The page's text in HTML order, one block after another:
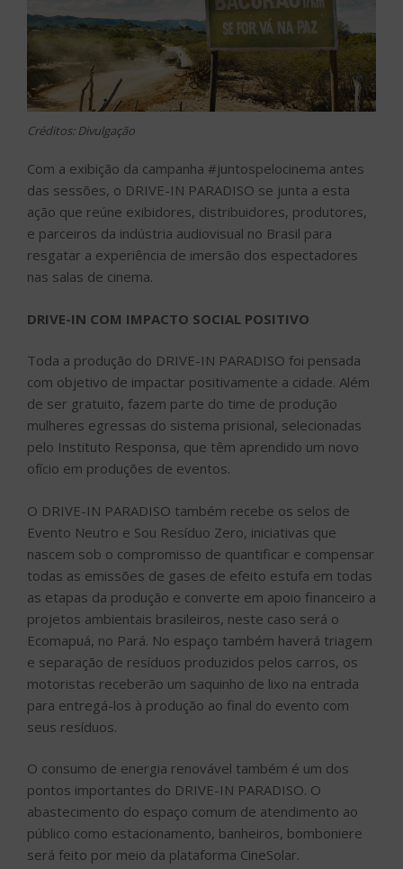
Créditos: Divulgação
Com a exibição da campanha #juntospelocinema antes
das sessões, o DRIVE-IN PARADISO se junta a esta
ação que reúne exibidores, distribuidores, produtores,
e parceiros da indústria audiovisual no Brasil para
resgatar a experiência de imersão dos espectadores
nas salas de cinema.
DRIVE-IN COM IMPACTO SOCIAL POSITIVO
Toda a produção do DRIVE-IN PARADISO foi pensada
com objetivo de impactar positivamente a cidade. Além
de ser gratuito, fazem parte do time de produção
mulheres egressas do sistema prisional, selecionadas
pelo Instituto Responsa, que têm aprendido um novo
ofício em produções de eventos.
O DRIVE-IN PARADISO também recebe os selos de
Evento Neutro e Sou Resíduo Zero, iniciativas que
nascem sob o compromisso de quantificar e compensar
todas as emissões de gases de efeito estufa em todas
as etapas da produção e converte em apoio financeiro a
projetos ambientais brasileiros, neste caso será o
Ecomapuá, no Pará. No espaço também haverá triagem
e separação de resíduos produzidos pelos carros, os
motoristas receberão um saquinho de lixo na entrada
para entregá-los à produção ao final do evento com
seus resíduos.
O consumo de energia renovável também é um dos
pontos importantes do DRIVE-IN PARADISO. O
abastecimento do espaço comum de atendimento ao
público como estacionamento, banheiros, bomboniere
será feito por meio da plataforma CineSolar.